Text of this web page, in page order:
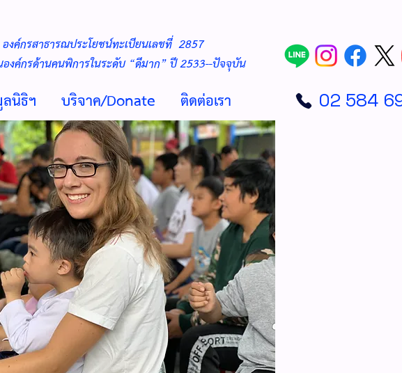
องค์กรสาธารณประโยชน์ทะเบียนเลขที่ 2857
งค์กรด้านคนพิการในระดับ “ดีมาก” ปี 2533--ปัจจุบัน
นิธิฯ บริจาค/Donate ติดต่อเรา 02 584